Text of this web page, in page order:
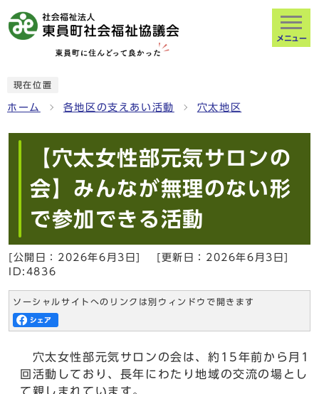
メニュー
現在位置
ホーム 各地区の支えあい活動 穴太地区
【穴太女性部元気サロンの
会】みんなが無理のない形
で参加できる活動
[公開日： 2026年6月3日 [更新日： 2026年6月3日
ID:4836
ソーシャルサイトへのリンクは別ウィンドウで開きます
穴太女性部元気サロンの会は、約15年前から月1
回活動しており、長年にわたり地域の交流の場とし
て親しまれています。